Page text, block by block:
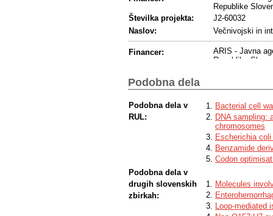
Republike
Številka projekta:
J2-60032
Naslov:
Večnivojski in
Financer:
ARIS - Javna
Republike
Naslov:
anorganskih
Financer:
ARIS - Javna
Republike
J3-60063
Avtologni krvni
ARIS - Javna
Številka projekta:
P2-0232
Naslov:
Analiza
Podobna dela
Podobna dela v
RUL:
Bacterial cell
DNA sampling:
chromosomes
Escherichia
Benzamide
Codon
Podobna dela v
drugih slovenskih
zbirkah:
Molecules
Loop-mediated